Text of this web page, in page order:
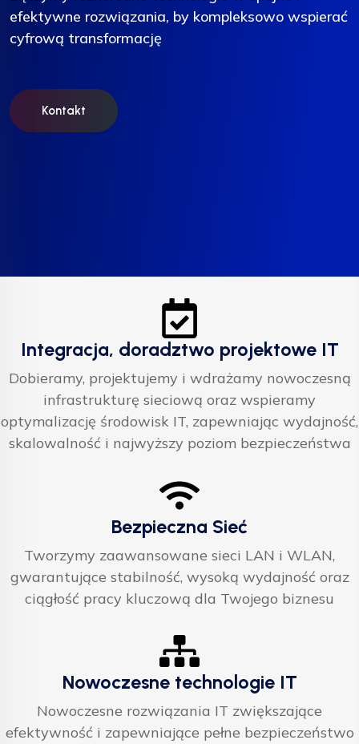
efektywne rozwiązania, by kompleksowo wspierać
cyfrową transformację
Kontakt
efektywne rozwiązania, by kompleksowo wspierać
cyfrową transformację
Kontakt
efektywne rozwiązania, by kompleksowo wspierać
cyfrową transformację
Kontakt
Integracja, doradztwo projektowe IT
Dobieramy, projektujemy i wdrażamy nowoczesną
infrastrukturę sieciową oraz wspieramy
optymalizację środowisk IT, zapewniając wydajność,
skalowalność i najwyższy poziom bezpieczeństwa
Bezpieczna Sieć
Tworzymy zaawansowane sieci LAN i WLAN,
gwarantujące stabilność, wysoką wydajność oraz
ciągłość pracy kluczową dla Twojego biznesu
Nowoczesne technologie IT
Nowoczesne rozwiązania IT zwiększające
efektywność i zapewniające pełne bezpieczeństwo